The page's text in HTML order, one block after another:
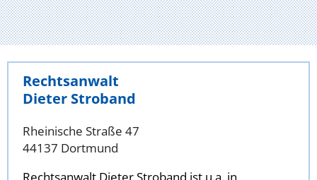
Rechtsanwalt
Dieter Stroband
Rheinische Straße 47
44137 Dortmund